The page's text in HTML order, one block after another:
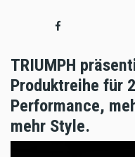
TRIUMPH
Produktreihe für
Performance,
mehr Style.